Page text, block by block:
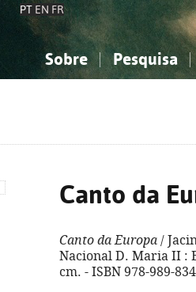
PT EN FR
Sobre Pesquisa
Canto da
Canto da Europa /
Nacional D. Maria II :
cm. - ISBN 978-989-